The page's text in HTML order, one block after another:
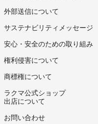
外部送信について
サステナビリティメッセージ
安心・安全のための取り組み
権利侵害について
商標権について
ラクマ公式ショップ
出店について
お問い合わせ